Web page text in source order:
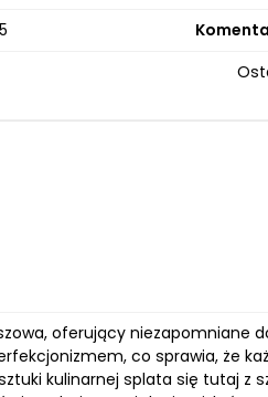
5
oferujący niezapomniane
co sprawia, że
kulinarnej splata się tutaj z